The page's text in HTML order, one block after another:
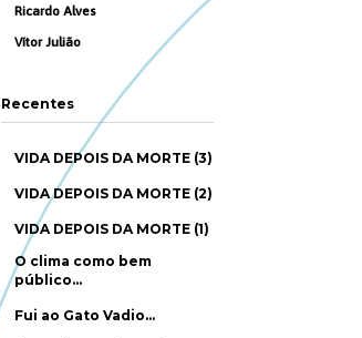
Ricardo Alves
Vítor Julião
Recentes
VIDA DEPOIS DA MORTE (3)
VIDA DEPOIS DA MORTE (2)
VIDA DEPOIS DA MORTE (1)
O clima como bem
público…
Fui ao Gato Vadio…